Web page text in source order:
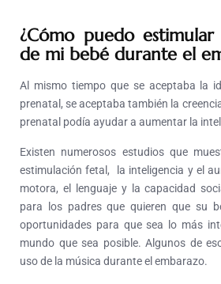
¿Cómo puedo
de mi bebé durante el
Al mismo tiempo que se aceptaba la
prenatal, se aceptaba también la
prenatal podía ayudar a aumentar la
Existen numerosos estudios que
estimulación fetal, la inteligencia y el
motora, el lenguaje y la capacidad
para los padres que quieren que su
oportunidades para que sea lo más
mundo que sea posible. Algunos de
uso de la música durante el embarazo.